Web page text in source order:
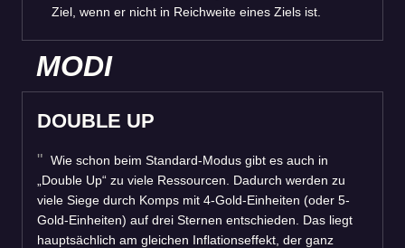
Ziel, wenn er nicht in Reichweite eines Ziels ist.
MODI
DOUBLE UP
Wie schon beim Standard-Modus gibt es auch in
„Double Up“ zu viele Ressourcen. Dadurch werden zu
viele Siege durch Komps mit 4-Gold-Einheiten (oder 5-
Gold-Einheiten) auf drei Sternen entschieden. Das liegt
hauptsächlich am gleichen Inflationseffekt, der ganz